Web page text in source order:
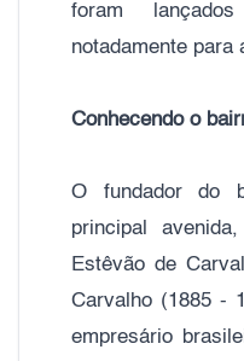
foram
notadamente para
Conhecendo o
O fundador do
principal
Estêvão de
Carvalho (1885 -
empresário